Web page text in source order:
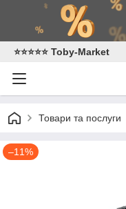
⭐️⭐️⭐️⭐️⭐️ Toby-Market
Товари та послуги
–11%